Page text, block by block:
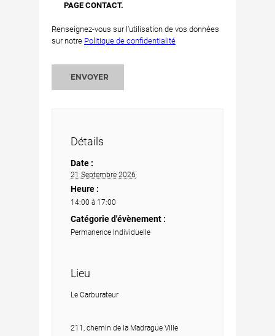
PAGE CONTACT.
Renseignez-vous sur l'utilisation de vos données
sur notre Politique de confidentialité
ENVOYER
Détails
Date :
21 Septembre 2026
Heure :
14:00 à 17:00
Catégorie d'évènement :
Permanence Individuelle
Lieu
Le Carburateur
211, chemin de la Madrague Ville